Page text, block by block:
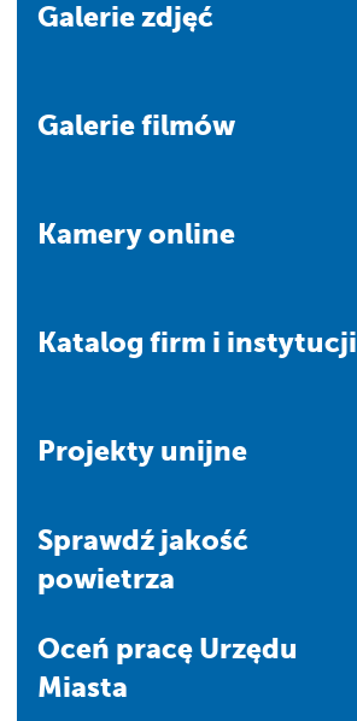
Galerie zdjęć
Galerie filmów
Kamery online
Katalog firm i instytucji
Projekty unijne
Sprawdź jakość
powietrza
Oceń pracę Urzędu
Miasta